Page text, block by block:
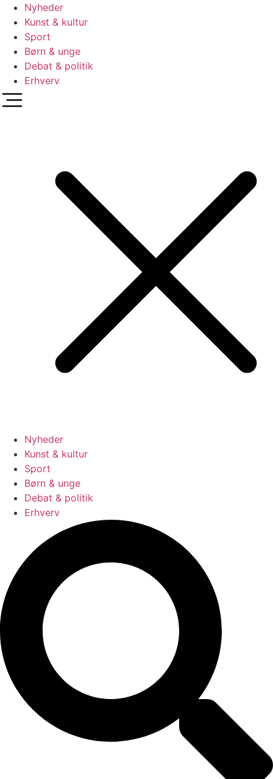
Nyheder
Kunst & kultur
Sport
Børn & unge
Debat & politik
Erhverv
Nyheder
Kunst & kultur
Sport
Børn & unge
Debat & politik
Erhverv